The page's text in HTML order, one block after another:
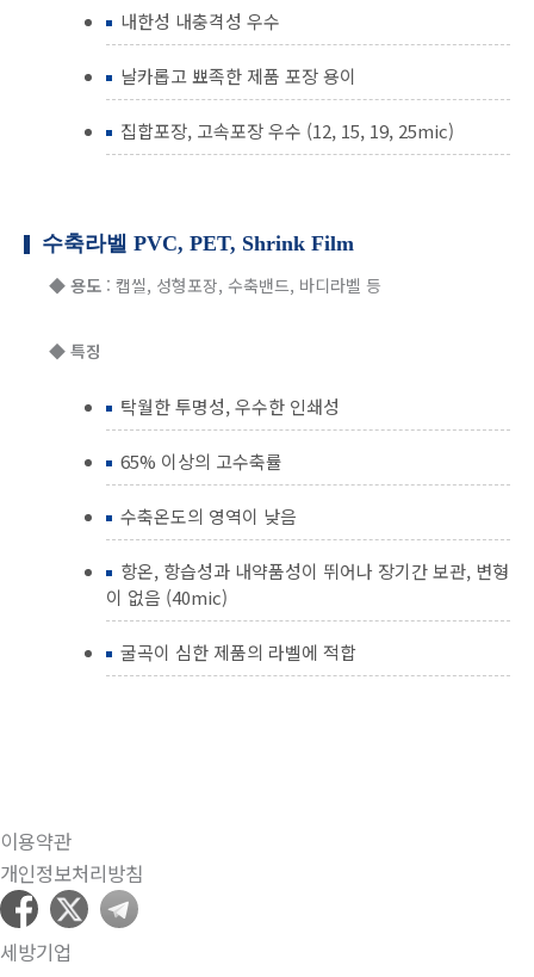
내한성 내충격성 우수
날카롭고 뾰족한 제품 포장 용이
집합포장, 고속포장 우수 (12, 15, 19, 25mic)
수축라벨 PVC, PET, Shrink Film
◆ 용도 : 캡씰, 성형포장, 수축밴드, 바디라벨 등
◆ 특징
탁월한 투명성, 우수한 인쇄성
65% 이상의 고수축률
수축온도의 영역이 낮음
항온, 항습성과 내약품성이 뛰어나 장기간 보관, 변형
이 없음 (40mic)
굴곡이 심한 제품의 라벨에 적합
이용약관
개인정보처리방침
세방기업